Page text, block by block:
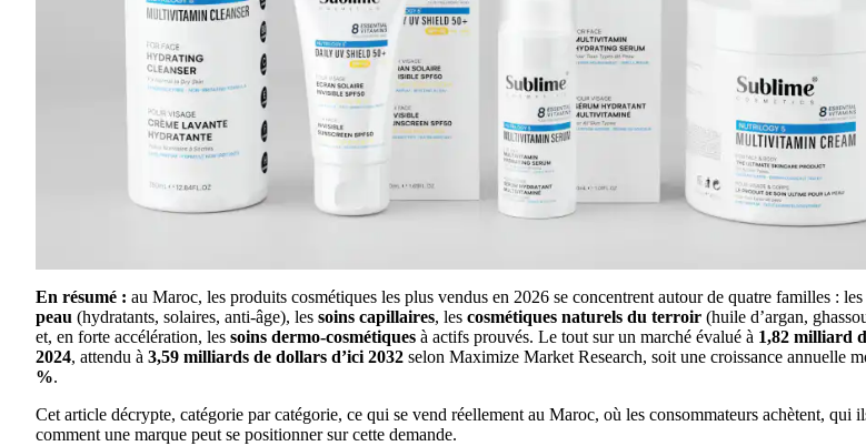
En résumé : au Maroc, les produits cosmétiques les plus vendus en 2026 se concentrent autour de quatre familles : les
peau (hydratants, solaires, anti-âge), les soins capillaires, les cosmétiques naturels du terroir (huile d’argan,
et, en forte accélération, les soins dermo-cosmétiques à actifs prouvés. Le tout sur un marché évalué à 1,82 milliard
2024, attendu à 3,59 milliards de dollars d’ici 2032 selon Maximize Market Research, soit une croissance annuelle
%.
Cet article décrypte, catégorie par catégorie, ce qui se vend réellement au Maroc, où les consommateurs achètent, qui
comment une marque peut se positionner sur cette demande.